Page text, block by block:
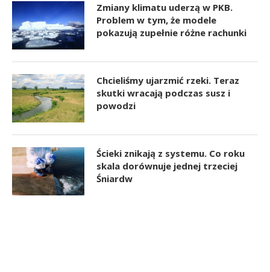
Zmiany klimatu uderzą w PKB.
Problem w tym, że modele
pokazują zupełnie różne rachunki
Chcieliśmy ujarzmić rzeki. Teraz
skutki wracają podczas susz i
powodzi
Ścieki znikają z systemu. Co roku
skala dorównuje jednej trzeciej
Śniardw